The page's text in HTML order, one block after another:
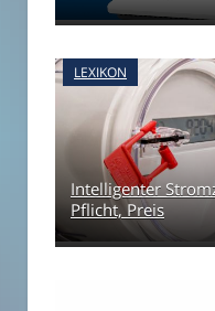
LEXIKON
Intelligenter
Pflicht, Preis